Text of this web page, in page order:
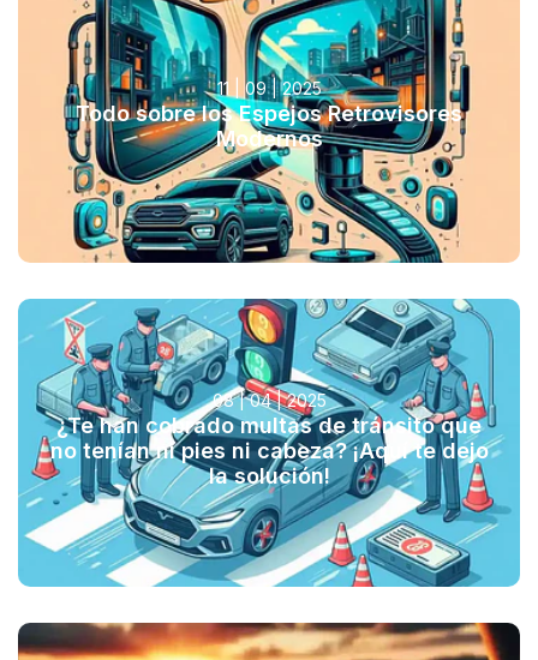
11 | 09 | 2025
Todo sobre los Espejos Retrovisores
Modernos
08 | 04 | 2025
¿Te han cobrado multas de tránsito que
no tenían ni pies ni cabeza? ¡Aquí te dejo
la solución!